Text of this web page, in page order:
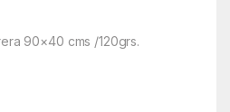
90×40 cms /120grs.